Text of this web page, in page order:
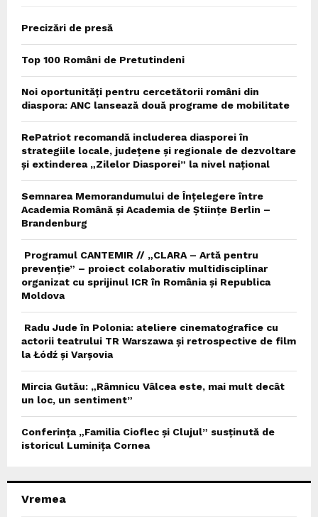
Precizări de presă
Top 100 Români de Pretutindeni
Noi oportunități pentru cercetătorii români din
diaspora: ANC lansează două programe de mobilitate
RePatriot recomandă includerea diasporei în
strategiile locale, județene și regionale de dezvoltare
și extinderea „Zilelor Diasporei” la nivel național
Semnarea Memorandumului de Înțelegere între
Academia Română și Academia de Științe Berlin –
Brandenburg
Programul CANTEMIR // „CLARA – Artă pentru
prevenție” – proiect colaborativ multidisciplinar
organizat cu sprijinul ICR în România și Republica
Moldova
Radu Jude în Polonia: ateliere cinematografice cu
actorii teatrului TR Warszawa și retrospective de film
la Łódź și Varșovia
Mircia Gutău: „Râmnicu Vâlcea este, mai mult decât
un loc, un sentiment”
Conferința „Familia Cioflec și Clujul” susținută de
istoricul Luminița Cornea
Vremea